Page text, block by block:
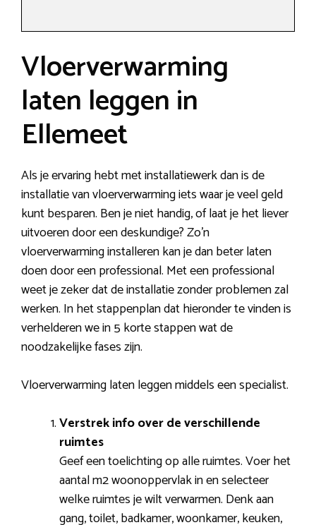
Vloerverwarming
laten leggen in
Ellemeet
Als je ervaring hebt met installatiewerk dan is de
installatie van vloerverwarming iets waar je veel geld
kunt besparen. Ben je niet handig, of laat je het liever
uitvoeren door een deskundige? Zo’n
vloerverwarming installeren kan je dan beter laten
doen door een professional. Met een professional
weet je zeker dat de installatie zonder problemen zal
werken. In het stappenplan dat hieronder te vinden is
verhelderen we in 5 korte stappen wat de
noodzakelijke fases zijn.
Vloerverwarming laten leggen middels een specialist.
Verstrek info over de verschillende
ruimtes
Geef een toelichting op alle ruimtes. Voer het
aantal m2 woonoppervlak in en selecteer
welke ruimtes je wilt verwarmen. Denk aan
gang, toilet, badkamer, woonkamer, keuken,